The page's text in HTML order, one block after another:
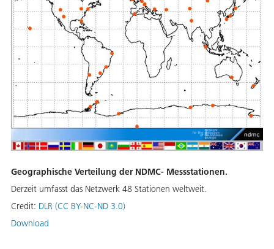
Geographische Verteilung der NDMC- Messstationen.
Derzeit umfasst das Netzwerk 48 Stationen weltweit.
Credit: DLR (CC BY-NC-ND 3.0)
Download